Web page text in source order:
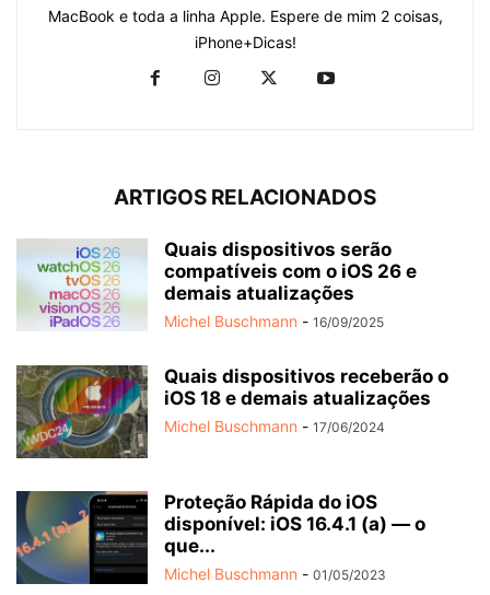
MacBook e toda a linha Apple. Espere de mim 2 coisas,
iPhone+Dicas!
ARTIGOS RELACIONADOS
Quais dispositivos serão
compatíveis com o iOS 26 e
demais atualizações
Michel Buschmann - 16/09/2025
Quais dispositivos receberão o
iOS 18 e demais atualizações
Michel Buschmann - 17/06/2024
Proteção Rápida do iOS
disponível: iOS 16.4.1 (a) — o
que...
Michel Buschmann - 01/05/2023